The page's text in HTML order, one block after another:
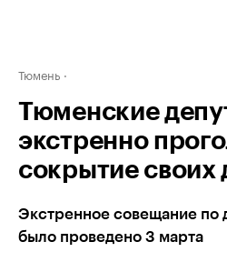
Тюмень
Тюменские
экстренно
сокрытие своих
Экстренное совещание по
было проведено 3 марта